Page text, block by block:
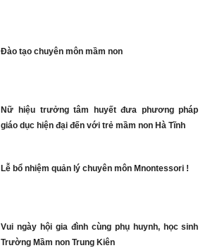
Đào tạo chuyên môn mầm non
Nữ hiệu trưởng tâm huyết đưa phương pháp
giáo dục hiện đại đến với trẻ mầm non Hà Tĩnh
Lễ bổ nhiệm quản lý chuyên môn Mnontessori !
Vui ngày hội gia đình cùng phụ huynh, học sinh
Trường Mầm non Trung Kiên